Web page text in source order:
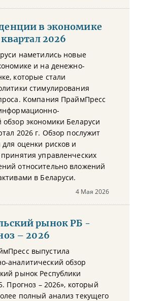
в экономике
2026
наметились новые
и на денежно-
которые стали
стимулирования
Компания ПраймПресс
обзор экономики Беларуси
2026 г. Обзор послужит
оценки рисков и
управленческих
относительно вложений
в Беларуси.
4 Мая 2026
рынок РБ -
– 2026
выпустила
аналитический обзор
рынок Республики
Прогноз – 2026», который
полный анализ текущего